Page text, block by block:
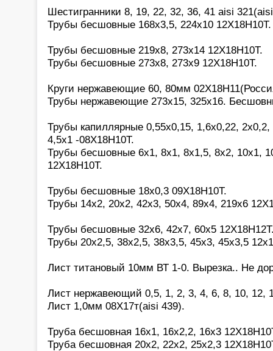
Шестигранники 8, 19, 22, 32, 36, 41 aisi
Трубы бесшовные 168х3,5, 224х10
Трубы бесшовные 219х8, 273х14 12Х18Н10Т.
Трубы бесшовные 273х8, 273х9 12Х18Н10Т.
Круги нержавеющие 60, 80мм
Трубы нержавеющие 273х15, 325х16.
Трубы капиллярные 0,55х0,15, 1,6х0,22,
4,5х1 -08Х18Н10Т.
Трубы бесшовные 6х1, 8х1, 8х1,5, 8х2, 10х1,
12Х18Н10Т.
Трубы бесшовные 18х0,3 09Х18Н10Т.
Трубы 14х2, 20х2, 42х3, 50х4, 89х4, 219х6
Трубы бесшовные 32х6, 42х7, 60х5
Трубы 20х2,5, 38х2,5, 38х3,5, 45х3, 45х3,5
Лист титановый 10мм ВТ 1-0. Вырезка.. Не
Лист нержавеющий 0,5, 1, 2, 3, 4, 6, 8, 10, 12,
Лист 1,0мм 08Х17т(aisi 439).
Труба бесшовная 16х1, 16х2,2, 16х3
Труба бесшовная 20х2, 22х2, 25х2,3